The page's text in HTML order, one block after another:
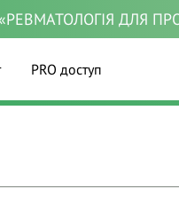
ДЛЯ
PRO доступ